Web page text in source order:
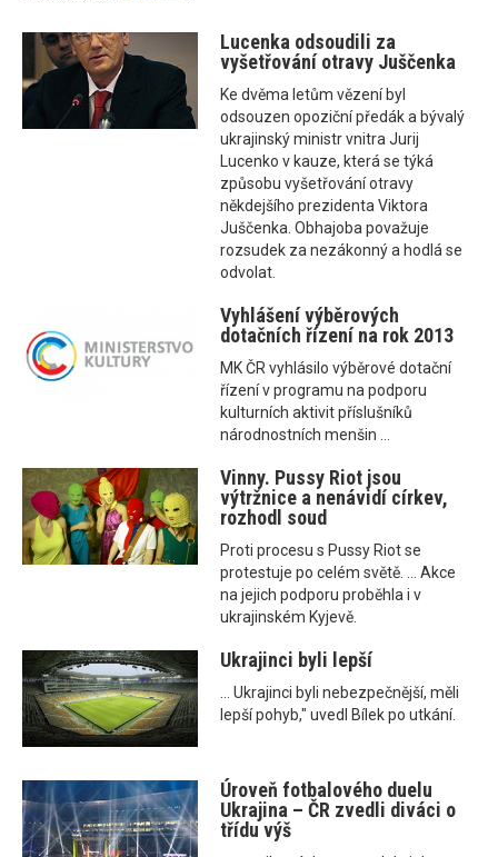
Lucenka odsoudili za
vyšetřování otravy Juščenka
Ke dvěma letům vězení byl
odsouzen opoziční předák a bývalý
ukrajinský ministr vnitra Jurij
Lucenko v kauze, která se týká
způsobu vyšetřování otravy
někdejšího prezidenta Viktora
Juščenka. Obhajoba považuje
rozsudek za nezákonný a hodlá se
odvolat.
Vyhlášení výběrových
dotačních řízení na rok 2013
MK ČR vyhlásilo výběrové dotační
řízení v programu na podporu
kulturních aktivit příslušníků
národnostních menšin ...
Vinny. Pussy Riot jsou
výtržnice a nenávidí církev,
rozhodl soud
Proti procesu s Pussy Riot se
protestuje po celém světě. ... Akce
na jejich podporu proběhla i v
ukrajinském Kyjevě.
Ukrajinci byli lepší
... Ukrajinci byli nebezpečnější, měli
lepší pohyb," uvedl Bílek po utkání.
Úroveň fotbalového duelu
Ukrajina – ČR zvedli diváci o
třídu výš